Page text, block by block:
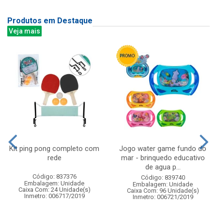
Produtos em Destaque
Veja mais
Kit ping pong completo com
rede
Código: 837376
Embalagem: Unidade
Caixa Com: 24 Unidade(s)
Inmetro: 006717/2019
Jogo water game fundo do
mar - brinquedo educativo
de agua p...
Código: 839740
Embalagem: Unidade
Caixa Com: 96 Unidade(s)
Inmetro: 006721/2019